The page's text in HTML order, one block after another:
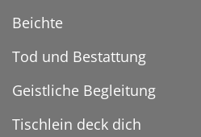
Beichte
Tod und Bestattung
Geistliche Begleitung
Tischlein deck dich